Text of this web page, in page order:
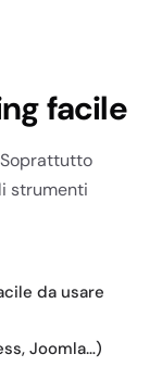
facile
strumenti
da usare
Joomla…)